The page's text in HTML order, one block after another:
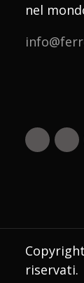
nel
riservati.